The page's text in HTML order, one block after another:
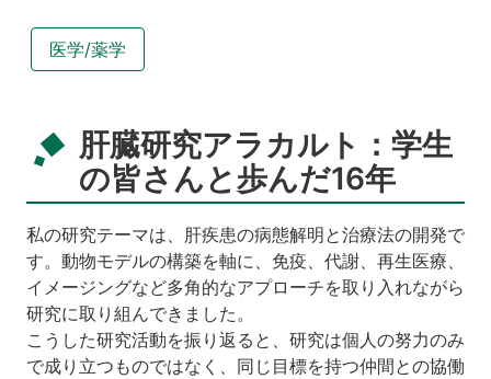
医学/薬学
肝臓研究アラカルト：学生
の皆さんと歩んだ16年
私の研究テーマは、肝疾患の病態解明と治療法の開発で
す。動物モデルの構築を軸に、免疫、代謝、再生医療、
イメージングなど多角的なアプローチを取り入れながら
研究に取り組んできました。
こうした研究活動を振り返ると、研究は個人の努力のみ
で成り立つものではなく、同じ目標を持つ仲間との協働